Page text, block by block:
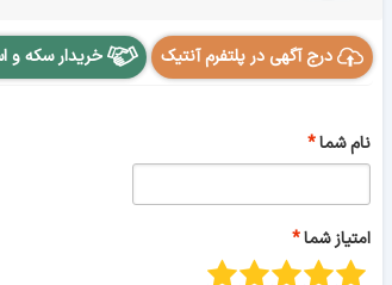
درج آگهی در پلتفرم آنتیک خریدار سکه و
نام شما
امتیاز شما